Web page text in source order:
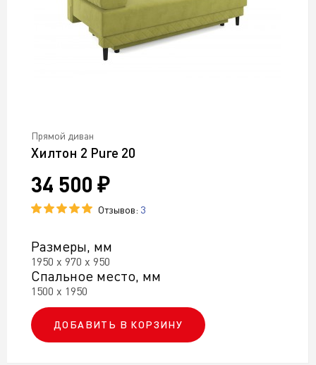
Прямой диван
Хилтон 2 Pure 20
34 500 ₽
Отзывов: 3
Размеры, мм
1950 х 970 х 950
Спальное место, мм
1500 х 1950
ДОБАВИТЬ В КОРЗИНУ